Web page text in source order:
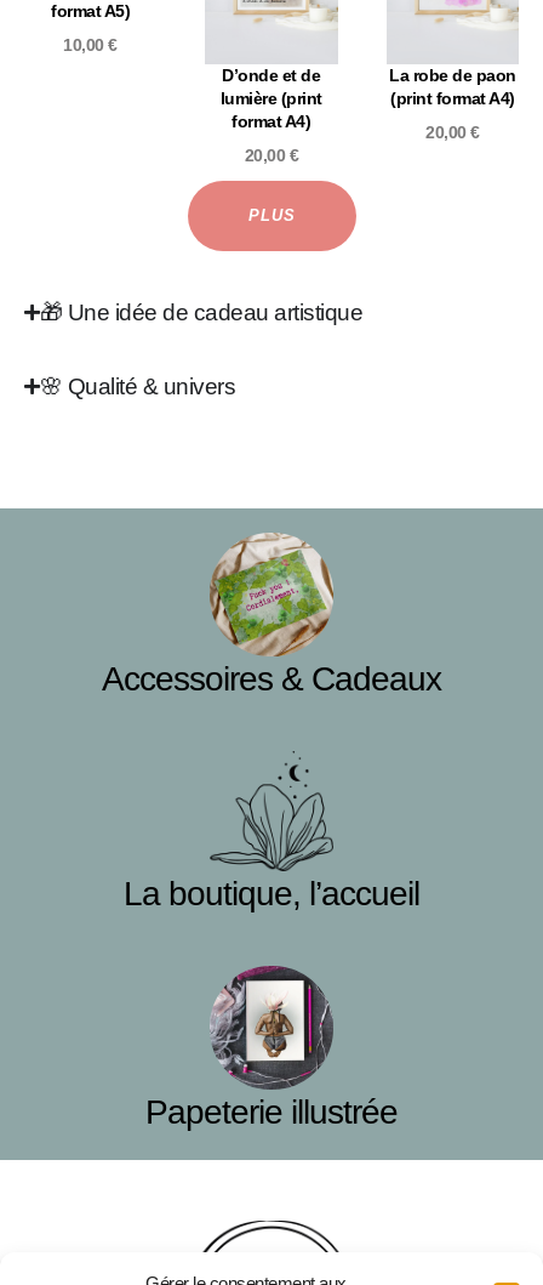
format A5)
10,00€
D’onde et de
lumière (print
format A4)
20,00€
La robe de paon
(print format A4)
20,00€
PLUS
🎁 Une idée de cadeau artistique
🌸 Qualité & univers
Accessoires & Cadeaux
La boutique, l’accueil
Papeterie illustrée